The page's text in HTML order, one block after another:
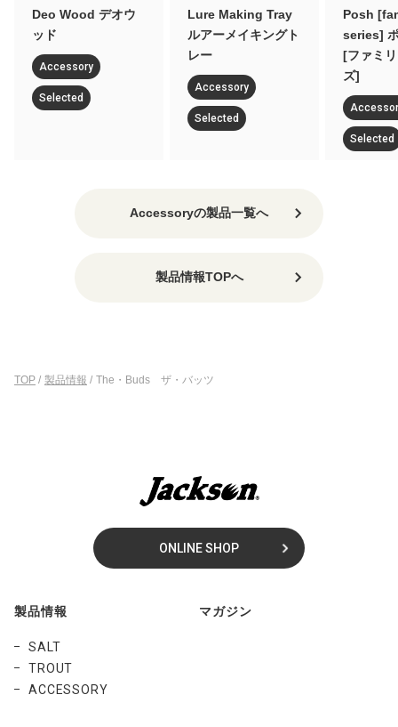
Deo Wood デオウ
ッド
Accessory
Selected
Lure Making Tray
ルアーメイキングト
レー
Accessory
Selected
Posh
series]
[ファミ
ズ]
Selected
Accessoryの製品一覧へ
製品情報TOPへ
TOP / 製品情報 / The・Buds ザ・バッツ
ONLINE SHOP
製品情報
SALT
TROUT
ACCESSORY
マガジン